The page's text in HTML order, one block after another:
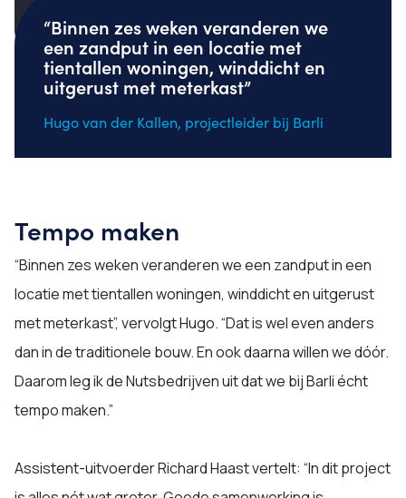
“Binnen zes weken veranderen we
een zandput in een locatie met
tientallen woningen, winddicht en
uitgerust met meterkast”
Hugo van der Kallen, projectleider bij Barli
Tempo maken
“Binnen zes weken veranderen we een zandput in een
locatie met tientallen woningen, winddicht en uitgerust
met meterkast”, vervolgt Hugo. “Dat is wel even anders
dan in de traditionele bouw. En ook daarna willen we dóór.
Daarom leg ik de Nutsbedrijven uit dat we bij Barli écht
tempo maken.”
Assistent-uitvoerder Richard Haast vertelt: “In dit project